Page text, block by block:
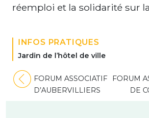
réemploi et la solidarité sur
INFOS PRATIQUES
Jardin de l’hôtel de ville
Navigation
de
FORUM ASSOCIATIF
D’AUBERVILLIERS
FORUM
DE